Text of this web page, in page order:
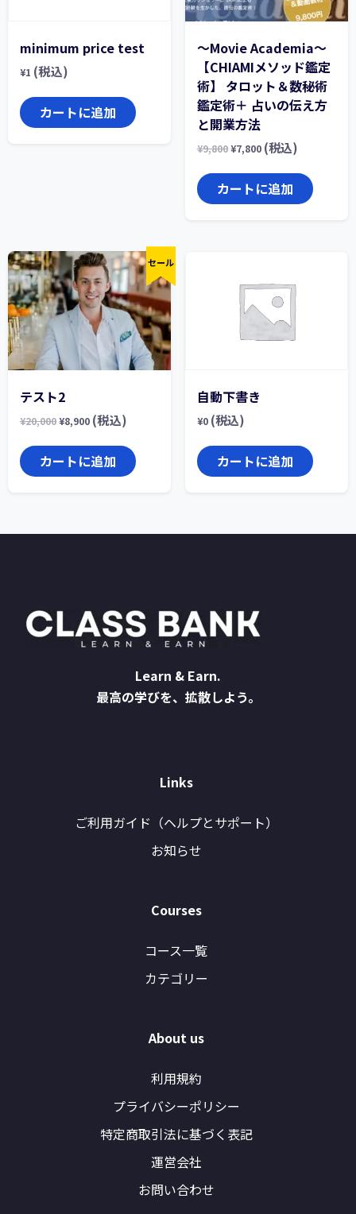
minimum price test
¥1 (税込)
カートに追加
〜Movie Academia〜
【CHIAMIメソッド鑑定
術】 タロット＆数秘術
鑑定術＋ 占いの伝え方
と開業方法
¥9,800 ¥7,800 (税込)
カートに追加
セール
テスト2
¥20,000¥8,900 (税込)
カートに追加
自動下書き
¥0 (税込)
カートに追加
Learn & Earn.
最高の学びを、拡散しよう。
Links
ご利用ガイド（ヘルプとサポート）
お知らせ
Courses
コース一覧
カテゴリー
About us
利用規約
プライバシーポリシー
特定商取引法に基づく表記
運営会社
お問い合わせ